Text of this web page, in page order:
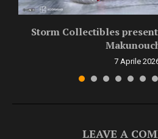
Storm Collectibles
7 Aprile
LEAVE A